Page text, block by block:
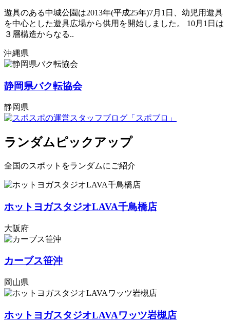
遊具のある中城公園は2013年(平成25年)7月1日、幼児用遊具
を中心とした遊具広場から供用を開始しました。 10月1日は
３層構造からなる..
沖縄県
静岡県バク転協会
静岡県
ランダムピックアップ
全国のスポットをランダムにご紹介
ホットヨガスタジオLAVA千鳥橋店
大阪府
カーブス笹沖
岡山県
ホットヨガスタジオLAVAワッツ岩槻店